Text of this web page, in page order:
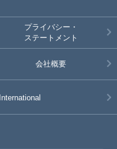
プライバシー・
ステートメント
会社概要
International